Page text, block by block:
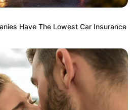
Have The Lowest Car Insurance